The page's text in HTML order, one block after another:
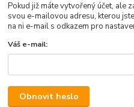
Pokud již máte vytvořený účet, ale
svou e-mailovou adresu, kterou
na ni e-mail s odkazem pro
Váš e-mail:
Obnovit heslo